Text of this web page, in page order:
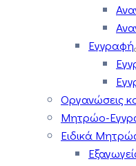
Εγγραφή
Οργανώσεις
Μητρώο-
Ειδικά